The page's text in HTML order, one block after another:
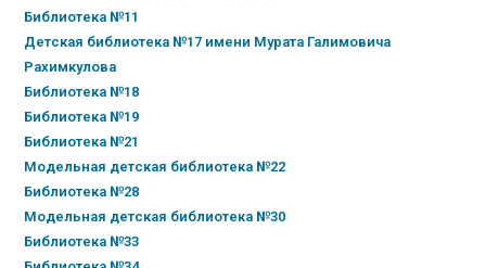
Библиотека №11
Детская библиотека №17 имени Мурата Галимовича
Рахимкулова
Библиотека №18
Библиотека №19
Библиотека №21
Модельная детская библиотека №22
Библиотека №28
Модельная детская библиотека №30
Библиотека №33